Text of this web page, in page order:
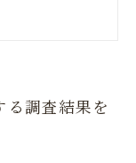
る調査結果を